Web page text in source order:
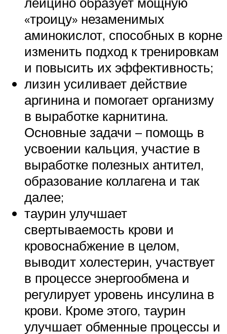
«троицу» незаменимых
аминокислот, способных в корне
изменить подход к тренировкам
и повысить их эффективность;
лизин усиливает действие
аргинина и помогает организму
в выработке карнитина.
Основные задачи – помощь в
усвоении кальция, участие в
выработке полезных антител,
образование коллагена и так
далее;
таурин улучшает
свертываемость крови и
кровоснабжение в целом,
выводит холестерин, участвует
в процессе энергообмена и
регулирует уровень инсулина в
крови. Кроме этого, таурин
улучшает обменные процессы и